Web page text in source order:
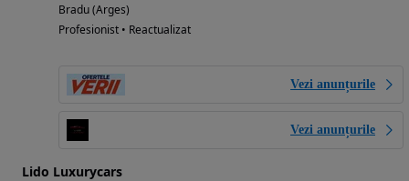
Bradu (Arges)
Profesionist • Reactualizat
Vezi anunțurile
Vezi anunțurile
Lido Luxurycars